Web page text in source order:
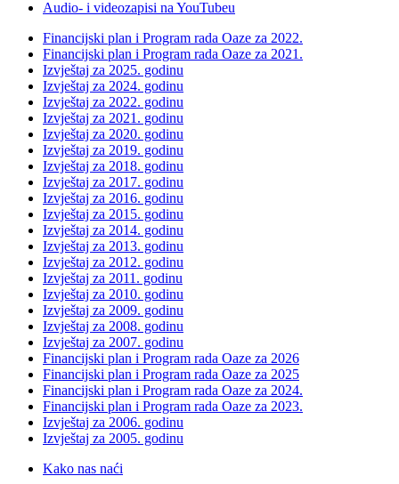
Audio- i videozapisi na YouTubeu
Financijski plan i Program rada Oaze za 2022.
Financijski plan i Program rada Oaze za 2021.
Izvještaj za 2025. godinu
Izvještaj za 2024. godinu
Izvještaj za 2022. godinu
Izvještaj za 2021. godinu
Izvještaj za 2020. godinu
Izvještaj za 2019. godinu
Izvještaj za 2018. godinu
Izvještaj za 2017. godinu
Izvještaj za 2016. godinu
Izvještaj za 2015. godinu
Izvještaj za 2014. godinu
Izvještaj za 2013. godinu
Izvještaj za 2012. godinu
Izvještaj za 2011. godinu
Izvještaj za 2010. godinu
Izvještaj za 2009. godinu
Izvještaj za 2008. godinu
Izvještaj za 2007. godinu
Financijski plan i Program rada Oaze za 2026
Financijski plan i Program rada Oaze za 2025
Financijski plan i Program rada Oaze za 2024.
Financijski plan i Program rada Oaze za 2023.
Izvještaj za 2006. godinu
Izvještaj za 2005. godinu
Kako nas naći